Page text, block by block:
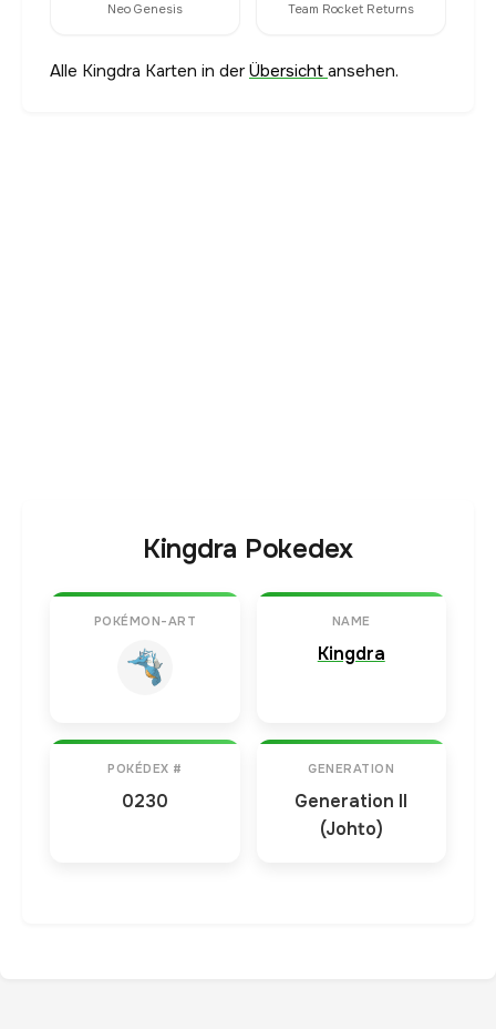
Neo Genesis Team Rocket Returns
Alle Kingdra Karten in derÜbersicht ansehen.
Kingdra Pokedex
POKÉMON-ART NAME
Kingdra
POKÉDEX #
0230
GENERATION
Generation II
(Johto)